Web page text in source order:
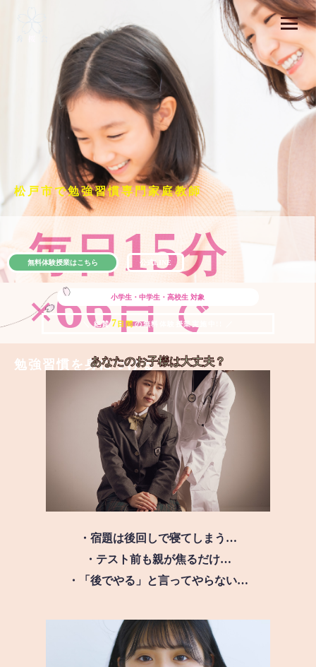
松戸市で勉強習慣専門家庭教師
毎日15分
×66日で
勉強習慣を身につける
小学生・中学生・高校生 対象
＼ 絶賛 7 日間の無料体験授業実施中!! ／
無料体験授業はこちら 公式LINE
あなたのお子様は大丈夫？
・宿題は後回しで寝てしまう…
・テスト前も親が焦るだけ…
・「後でやる」と言ってやらない…